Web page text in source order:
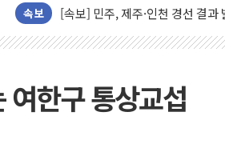
속보
[속보] 민주, 인천 경선 결과 발표
[속보] 민주, 제주 경선 결과 발
美, 이란전 출구전략 만지작…공
강릉·동해·삼척 시간당 최대 50
한구 통상교섭